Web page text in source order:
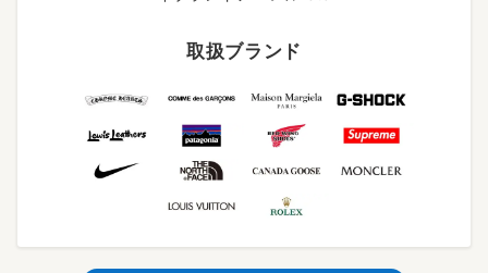
取扱ブランド